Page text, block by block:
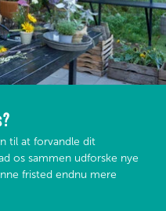
til at forvandle dit
os sammen udforske nye
fristed endnu mere